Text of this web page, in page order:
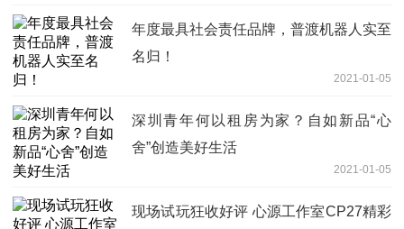
年度最具社会责任品牌，普渡机器人实至
名归！
2021-01-05
深圳青年何以租房为家？自如新品“心
舍”创造美好生活
2021-01-05
现场试玩狂收好评 心源工作室CP27精彩